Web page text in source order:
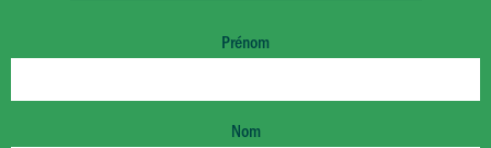
Prénom
Nom